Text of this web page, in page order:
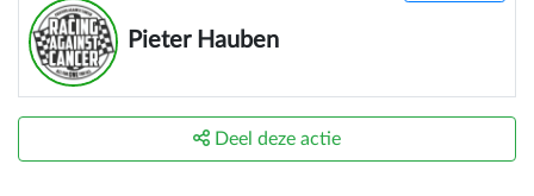
Pieter Hauben
Deel deze actie